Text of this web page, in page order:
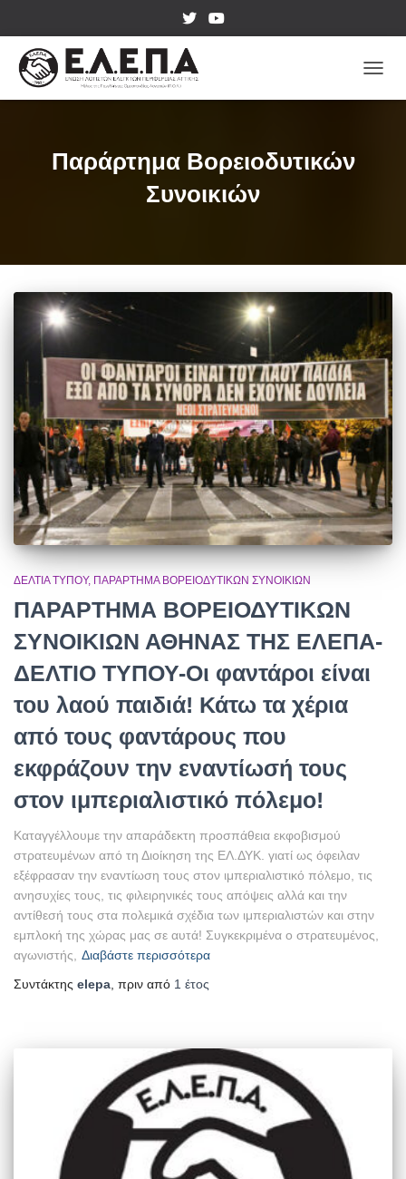
Παράρτημα Βορειοδυτικών
Συνοικιών
ΔΕΛΤΊΑ ΤΎΠΟΥ ΠΑΡΆΡΤΗΜΑ ΒΟΡΕΙΟΔΥΤΙΚΏΝ ΣΥΝΟΙΚΙΏΝ
ΠΑΡΑΡΤΗΜΑ ΒΟΡΕΙΟΔΥΤΙΚΩΝ
ΣΥΝΟΙΚΙΩΝ ΑΘΗΝΑΣ ΤΗΣ ΕΛΕΠΑ-
ΔΕΛΤΙΟ ΤΥΠΟΥ-Οι φαντάροι είναι
του λαού παιδιά! Κάτω τα χέρια
από τους φαντάρους που
εκφράζουν την εναντίωσή τους
στον ιμπεριαλιστικό πόλεμο!
Καταγγέλλουμε την απαράδεκτη προσπάθεια εκφοβισμού
στρατευμένων από τη Διοίκηση της ΕΛ.ΔΥΚ. γιατί ως όφειλαν
εξέφρασαν την εναντίωση τους στον ιμπεριαλιστικό πόλεμο, τις
ανησυχίες τους, τις φιλειρηνικές τους απόψεις αλλά και την
αντίθεσή τους στα πολεμικά σχέδια των ιμπεριαλιστών και στην
εμπλοκή της χώρας μας σε αυτά! Συγκεκριμένα ο στρατευμένος,
αγωνιστής,
Διαβάστε περισσότερα
Συντάκτης elepa , πριν από 1 έτος